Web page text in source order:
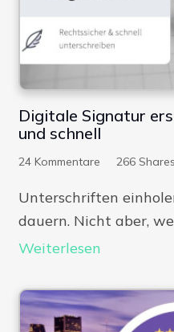
Digitale Signatur
und schnell
24 Kommentare 266 Shares
Unterschriften
dauern. Nicht aber,
Weiterlesen